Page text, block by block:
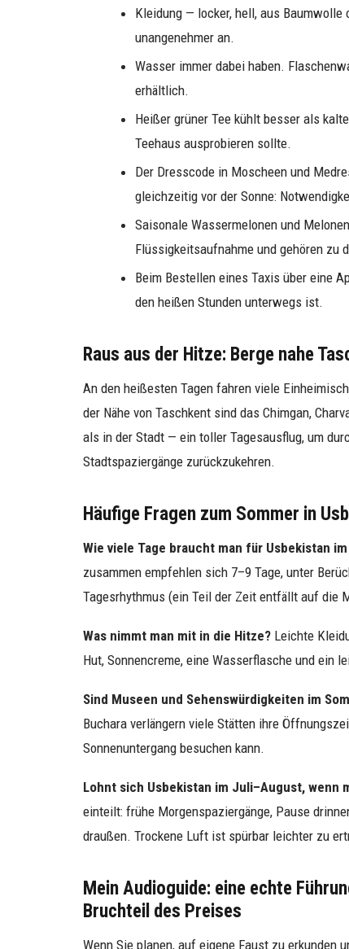
Kleidung — locker, hell, aus
unangenehmer an.
Wasser immer dabei haben.
erhältlich.
Heißer grüner Tee kühlt besser als
Teehaus ausprobieren sollte.
Der Dresscode in Moscheen und
gleichzeitig vor der Sonne:
Saisonale Wassermelonen und
Flüssigkeitsaufnahme und gehören zu
Beim Bestellen eines Taxis über eine
den heißen Stunden unterwegs ist.
Raus aus der Hitze: Berge nahe
An den heißesten Tagen fahren viele
der Nähe von Taschkent sind das Chimgan,
als in der Stadt — ein toller Tagesausflug, um
Stadtspaziergänge zurückzukehren.
Häufige Fragen zum Sommer in
Wie viele Tage braucht man für Usbekistan
zusammen empfehlen sich 7–9 Tage, unter
Tagesrhythmus (ein Teil der Zeit entfällt auf die
Was nimmt man mit in die Hitze? Leichte
Hut, Sonnencreme, eine Wasserflasche und ein
Sind Museen und Sehenswürdigkeiten im
Buchara verlängern viele Stätten ihre
Sonnenuntergang besuchen kann.
Lohnt sich Usbekistan im Juli–August, wenn
einteilt: frühe Morgenspaziergänge, Pause
draußen. Trockene Luft ist spürbar leichter zu
Mein Audioguide: eine echte
Bruchteil des Preises
Wenn Sie planen, auf eigene Faust zu erkunden